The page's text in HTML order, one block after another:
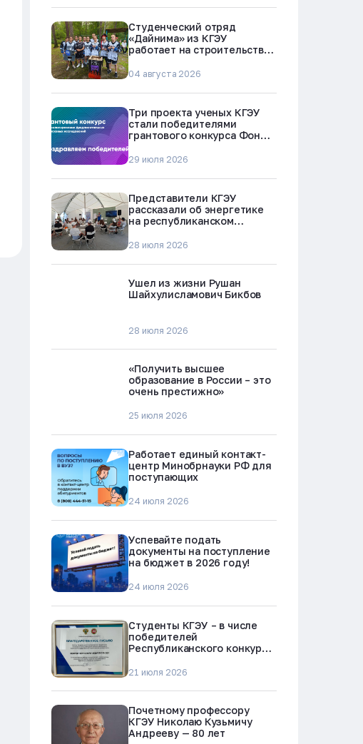
Студенческий отряд
«Дайнима» из КГЭУ
работает на строительстве
04 августа 2026
Три проекта ученых КГЭУ
стали победителями
грантового конкурса Фонда
Республики Татарстан
29 июля 2026
Представители КГЭУ
рассказали об энергетике
на республиканском
«Профессии будущего»
28 июля 2026
Ушел из жизни Рушан
Шайхулисламович Бикбов
28 июля 2026
«Получить высшее
образование в России – это
очень престижно»
25 июля 2026
Работает единый контакт-
центр Минобрнауки РФ для
поступающих
24 июля 2026
Успевайте подать
документы на поступление
на бюджет в 2026 году!
24 июля 2026
Студенты КГЭУ – в числе
победителей
Республиканского конкурса
наркотиков и телефонного
21 июля 2026
Почетному профессору
КГЭУ Николаю Кузьмичу
Андрееву — 80 лет